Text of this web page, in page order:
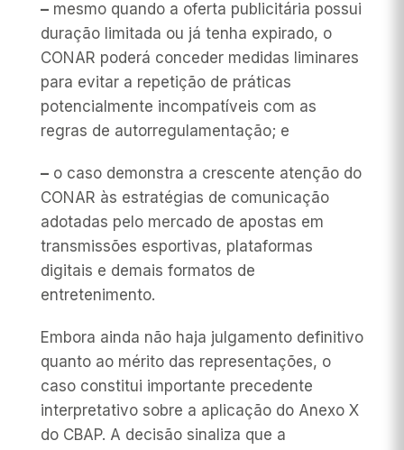
–mesmo quando a oferta publicitária possui
duração limitada ou já tenha expirado, o
CONAR poderá conceder medidas liminares
para evitar a repetição de práticas
potencialmente incompatíveis com as
regras de autorregulamentação; e
–o caso demonstra a crescente atenção do
CONAR às estratégias de comunicação
adotadas pelo mercado de apostas em
transmissões esportivas, plataformas
digitais e demais formatos de
entretenimento.
Embora ainda não haja julgamento definitivo
quanto ao mérito das representações, o
caso constitui importante precedente
interpretativo sobre a aplicação do Anexo X
do CBAP. A decisão sinaliza que a